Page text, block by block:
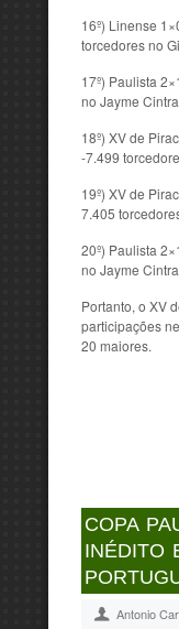
16º) Linense
torcedores no
17º) Paulista
no Jayme Cintra
18º) XV de
-7.499
19º) XV de
7.405
20º) Paulista
no Jayme Cintra
Portanto, o XV
participações
20 maiores.
COPA
INÉDITO
Antonio